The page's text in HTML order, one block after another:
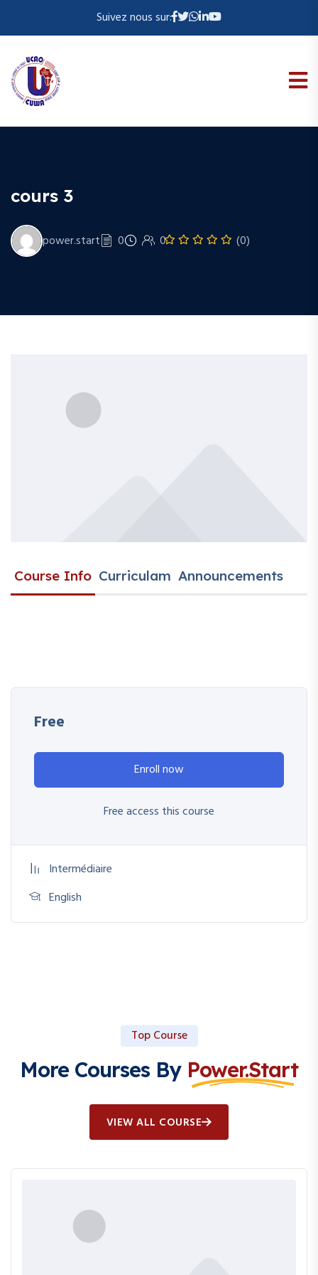
Suivez nous sur:
cours 3
power.start 0 0 (0)
Course Info Curriculam Announcements
Free
Enroll now
Free access this course
Intermédiaire
English
Top Course
More Courses By Power.start
VIEW ALL COURSE